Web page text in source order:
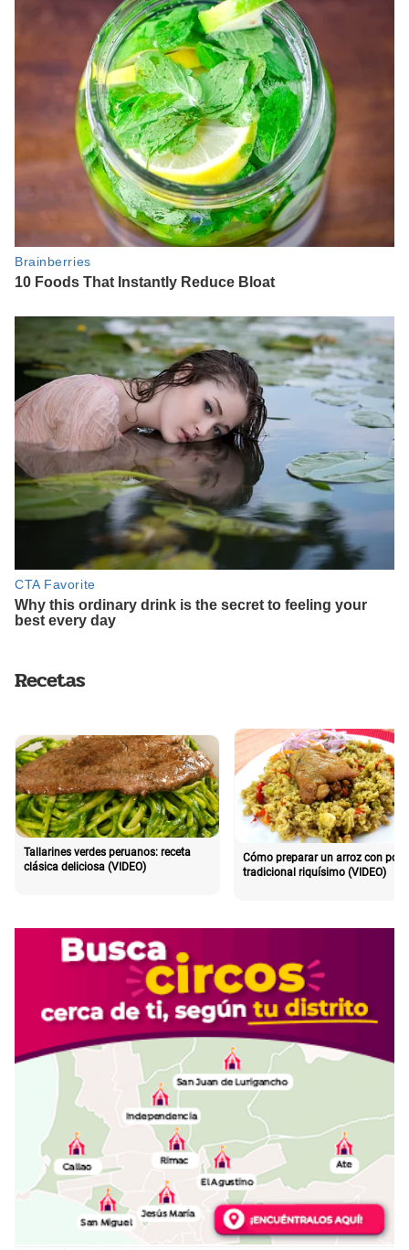
Recetas
Tallarines verdes peruanos: receta
clásica deliciosa (VIDEO)
Cómo preparar un arroz con pollo
tradicional riquísimo (VIDEO)